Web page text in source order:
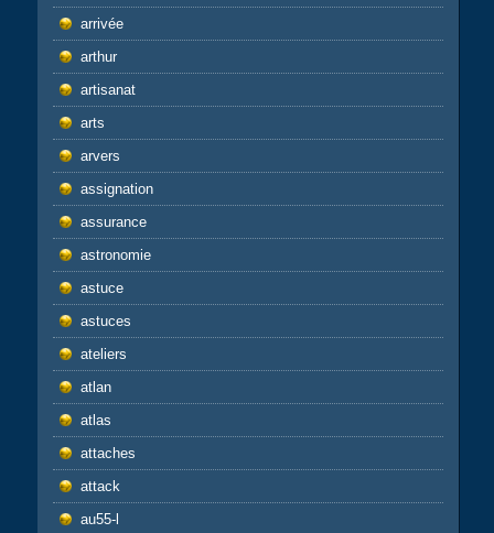
arrivée
arthur
artisanat
arts
arvers
assignation
assurance
astronomie
astuce
astuces
ateliers
atlan
atlas
attaches
attack
au55-l